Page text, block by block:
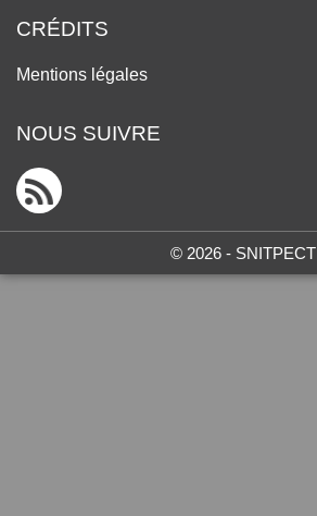
CRÉDITS
Mentions légales
NOUS SUIVRE
© 2026 - SNITPECT